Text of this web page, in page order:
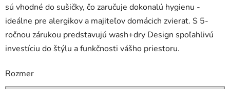
sú vhodné do sušičky, čo zaručuje dokonalú hygienu -
ideálne pre alergikov a majiteľov domácich zvierat. S 5-
ročnou zárukou predstavujú wash+dry Design spoľahlivú
investíciu do štýlu a funkčnosti vášho priestoru.
Rozmer